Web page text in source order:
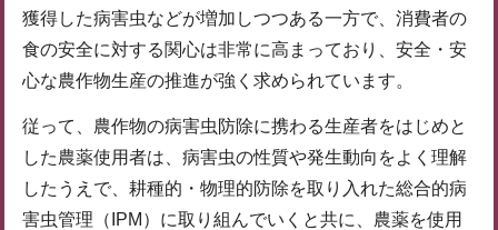
獲得した病害虫などが増加しつつある一方で、消費者の
食の安全に対する関心は非常に高まっており、安全・安
心な農作物生産の推進が強く求められています。
従って、農作物の病害虫防除に携わる生産者をはじめと
した農薬使用者は、病害虫の性質や発生動向をよく理解
したうえで、耕種的・物理的防除を取り入れた総合的病
害虫管理（IPM）に取り組んでいくと共に、農薬を使用